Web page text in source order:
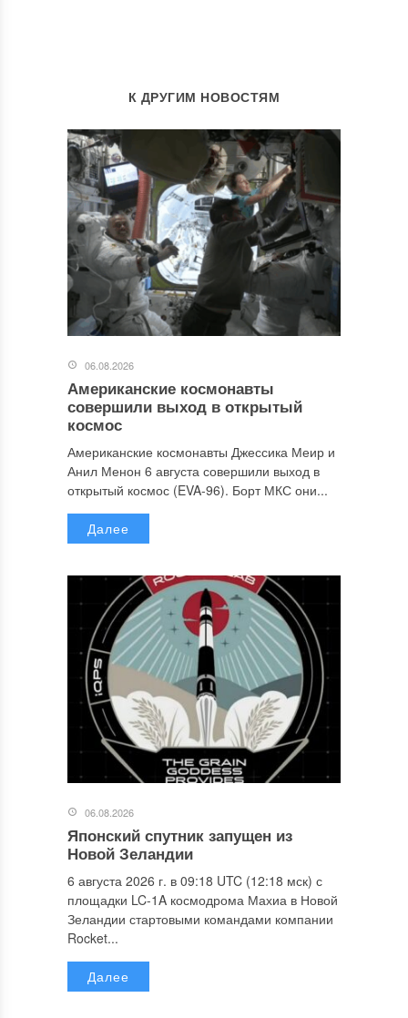
К ДРУГИМ НОВОСТЯМ
06.08.2026
Американские космонавты
совершили выход в открытый
космос
Американские космонавты Джессика Меир и
Анил Менон 6 августа совершили выход в
открытый космос (EVA-96). Борт МКС они...
Далее
06.08.2026
Японский спутник запущен из
Новой Зеландии
6 августа 2026 г. в 09:18 UTC (12:18 мск) с
площадки LC-1A космодрома Махиа в Новой
Зеландии стартовыми командами компании
Rocket...
Далее